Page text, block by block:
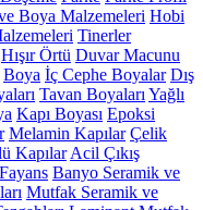
Boya Malzemeleri Hobi
Tinerler
Hışır Örtü Duvar Macunu
Boya İç Cephe Boyalar Dış
Tavan Boyaları Yağlı
Kapı Boyası Epoksi
Melamin Kapılar Çelik
Kapılar Acil Çıkış
Banyo Seramik ve
Mutfak Seramik ve